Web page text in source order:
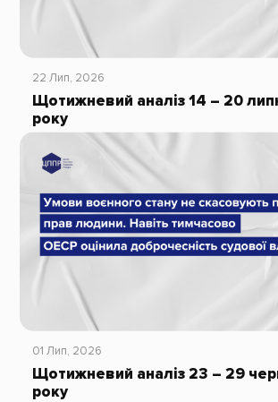
22 Лип, 2026
Щотижневий аналіз 14 – 20
року
01 Лип, 2026
Щотижневий аналіз 23 – 29
року